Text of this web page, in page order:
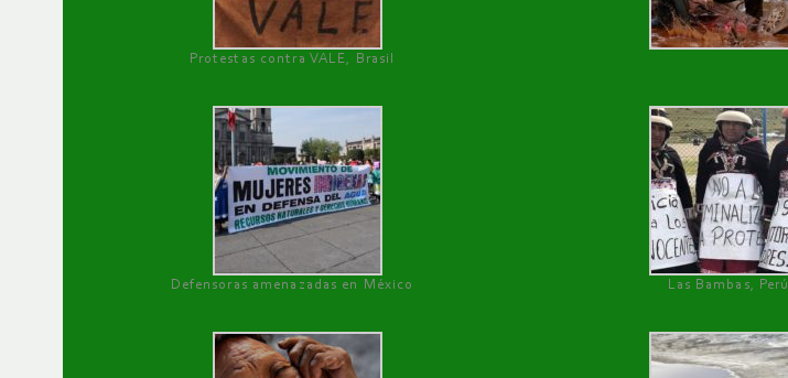
Protestas contra VALE, Brasil
Defensoras amenazadas en México Las Bambas, Perú